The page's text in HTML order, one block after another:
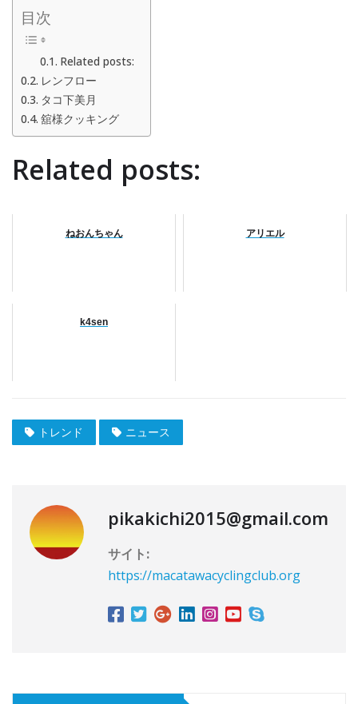
目次
Related posts:
レンフロー
タコ下美月
舘様クッキング
Related posts:
ねおんちゃん アリエル
k4sen
トレンド ニュース
pikakichi2015@gmail.com
サイト:
https://macatawacyclingclub.org